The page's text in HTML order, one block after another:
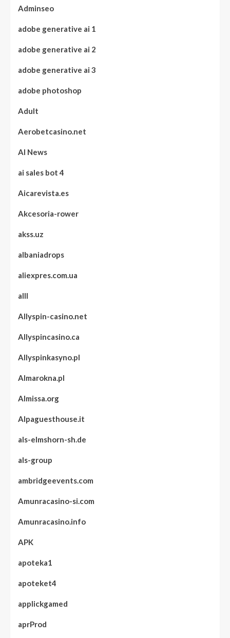
Adminseo
adobe generative ai 1
adobe generative ai 2
adobe generative ai 3
adobe photoshop
Adult
Aerobetcasino.net
AI News
ai sales bot 4
Aicarevista.es
Akcesoria-rower
akss.uz
albaniadrops
aliexpres.com.ua
alll
Allyspin-casino.net
Allyspincasino.ca
Allyspinkasyno.pl
Almarokna.pl
Almissa.org
Alpaguesthouse.it
als-elmshorn-sh.de
als-group
ambridgeevents.com
Amunracasino-si.com
Amunracasino.info
APK
apoteka1
apoteket4
applickgamed
aprProd